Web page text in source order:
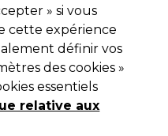
À La
» si vous
cette expérience
définir vos
des cookies »
essentiels
relative aux